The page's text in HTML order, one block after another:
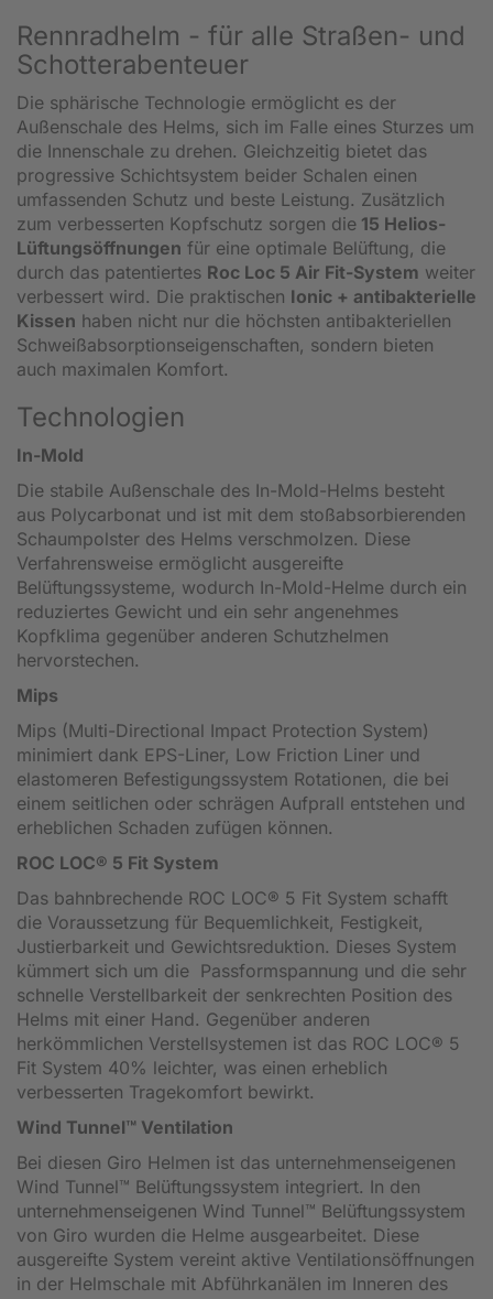
Rennradhelm - für alle Straßen- und
Schotterabenteuer
Die sphärische Technologie ermöglicht es der
Außenschale des Helms, sich im Falle eines Sturzes um
die Innenschale zu drehen. Gleichzeitig bietet das
progressive Schichtsystem beider Schalen einen
umfassenden Schutz und beste Leistung. Zusätzlich
zum verbesserten Kopfschutz sorgen die 15 Helios-
Lüftungsöffnungen für eine optimale Belüftung, die
durch das patentiertes Roc Loc 5 Air Fit-System weiter
verbessert wird. Die praktischen Ionic + antibakterielle
Kissen haben nicht nur die höchsten antibakteriellen
Schweißabsorptionseigenschaften, sondern bieten
auch maximalen Komfort.
Technologien
In-Mold
Die stabile Außenschale des In-Mold-Helms besteht
aus Polycarbonat und ist mit dem stoßabsorbierenden
Schaumpolster des Helms verschmolzen. Diese
Verfahrensweise ermöglicht ausgereifte
Belüftungssysteme, wodurch In-Mold-Helme durch ein
reduziertes Gewicht und ein sehr angenehmes
Kopfklima gegenüber anderen Schutzhelmen
hervorstechen.
Mips
Mips (Multi-Directional Impact Protection System)
minimiert dank EPS-Liner, Low Friction Liner und
elastomeren Befestigungssystem Rotationen, die bei
einem seitlichen oder schrägen Aufprall entstehen und
erheblichen Schaden zufügen können.
ROC LOC® 5 Fit System
Das bahnbrechende ROC LOC® 5 Fit System schafft
die Voraussetzung für Bequemlichkeit, Festigkeit,
Justierbarkeit und Gewichtsreduktion. Dieses System
kümmert sich um die Passformspannung und die sehr
schnelle Verstellbarkeit der senkrechten Position des
Helms mit einer Hand. Gegenüber anderen
herkömmlichen Verstellsystemen ist das ROC LOC® 5
Fit System 40% leichter, was einen erheblich
verbesserten Tragekomfort bewirkt.
Wind Tunnel™ Ventilation
Bei diesen Giro Helmen ist das unternehmenseigenen
Wind Tunnel™ Belüftungssystem integriert. In den
unternehmenseigenen Wind Tunnel™ Belüftungssystem
von Giro wurden die Helme ausgearbeitet. Diese
ausgereifte System vereint aktive Ventilationsöffnungen
in der Helmschale mit Abführkanälen im Inneren des